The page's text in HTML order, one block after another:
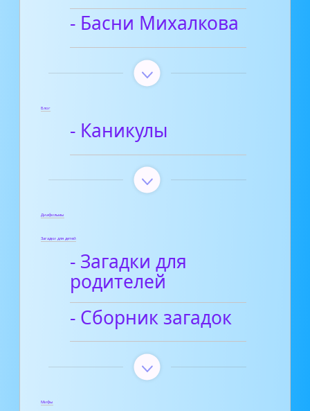
- Басни Михалкова
Блог
- Каникулы
Диафильмы
Загадки для детей
- Загадки для
родителей
- Сборник загадок
Мифы